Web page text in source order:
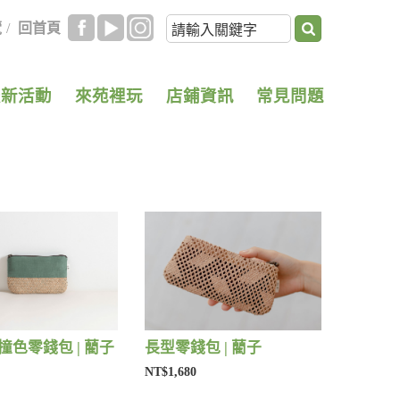
/ 回首頁
活動 來苑裡玩 店鋪資訊 常見問題
色零錢包 | 藺子 長型零錢包 | 藺子
NT$1,680